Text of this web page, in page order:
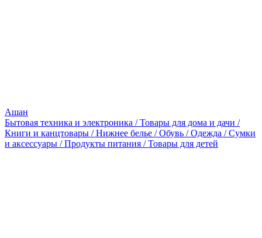
Ашан
Бытовая техника и электроника / Товары для дома и дачи /
Книги и канцтовары / Нижнее белье / Обувь / Одежда / Сумки
и аксессуары / Продукты питания / Товары для детей